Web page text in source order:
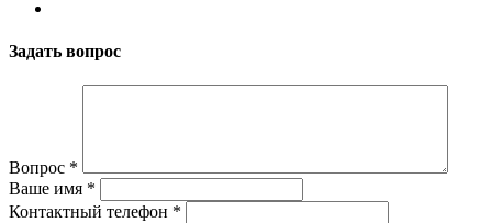
Задать вопрос
Вопрос *
Ваше имя *
Контактный телефон *